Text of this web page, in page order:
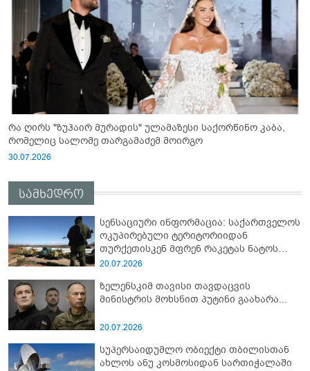
რა ღირს "ზუჰაირ მურადის" ულამაზესი საქორწინო კაბა,
რომელიც სალომე თარგამაძემ მოირგო
30.07.2026
სამხედრო
სენსაციური ინფორმაცია: საქართველოს
ოკუპირებული ტერიტორიიდან
თურქეთისკენ მფრენ რაკეტას ნატოს
სამიტი კინაღამ ჩაუშლია
20.07.2026
ზელენსკიმ თავისი თავდაცვის
მინისტრის მოხსნით პუტინი გაახარა...
20.07.2026
სუპერსაიდუმლო ობიექტი თბილისთან
ახლოს ანუ კოსმოსიდან სართიჭალაში